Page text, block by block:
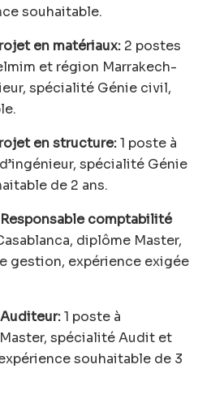
souhaitable.
en matériaux: 2 postes
et région Marrakech-
spécialité Génie civil,
en structure:1 poste à
spécialité Génie
de 2 ans.
comptabilité
diplôme Master,
gestion, expérience exigée
1 poste à
spécialité Audit et
souhaitable de 3